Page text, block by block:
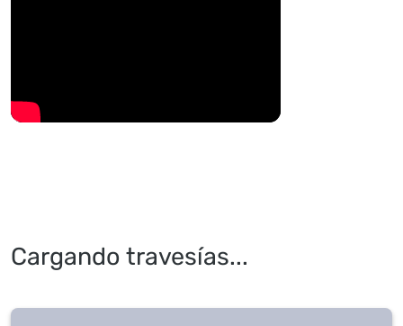
Cargando travesías...